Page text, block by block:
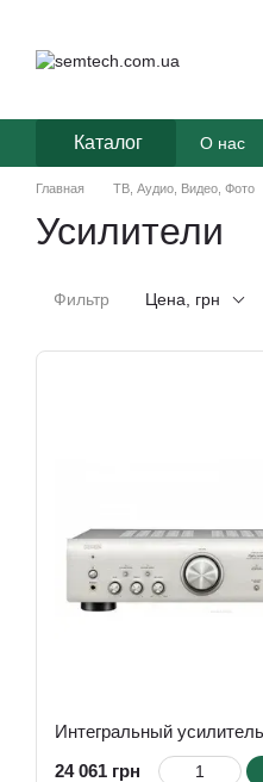
Каталог О нас
Главная ТВ, Аудио, Видео, Фото
Усилители
Фильтр Цена, грн
24 061 грн